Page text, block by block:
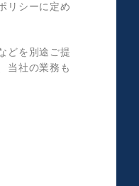
リシーに定め
どを別途ご提
当社の業務も